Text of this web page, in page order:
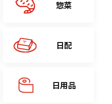
惣菜
日配
日用品